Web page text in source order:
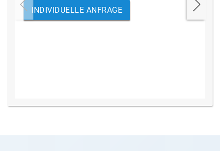
INDIVIDUELLE ANFRAGE